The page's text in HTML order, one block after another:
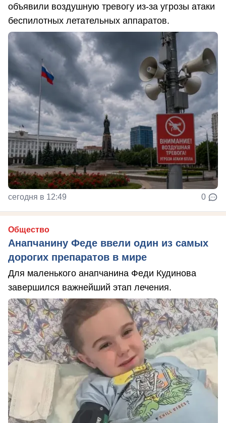
объявили воздушную тревогу из-за угрозы атаки
беспилотных летательных аппаратов.
сегодня в 12:49 0
Общество
Анапчанину Феде ввели один из самых
дорогих препаратов в мире
Для маленького анапчанина Феди Кудинова
завершился важнейший этап лечения.